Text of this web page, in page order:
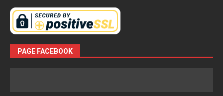
PAGE FACEBOOK